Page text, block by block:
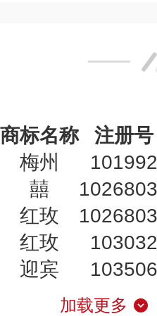
商标名称
注册号
梅州
101992
囍
红玫
红玫
103032
迎宾
103506
加载更多